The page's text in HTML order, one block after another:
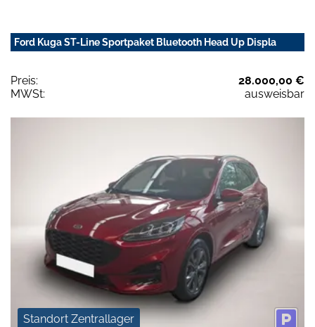
Ford Kuga ST-Line Sportpaket Bluetooth Head Up Displa
Preis:
28.000,00 €
MWSt:
ausweisbar
Standort Zentrallager